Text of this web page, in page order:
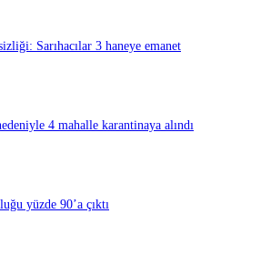
Sarıhacılar 3 haneye emanet
4 mahalle karantinaya alındı
yüzde 90’a çıktı